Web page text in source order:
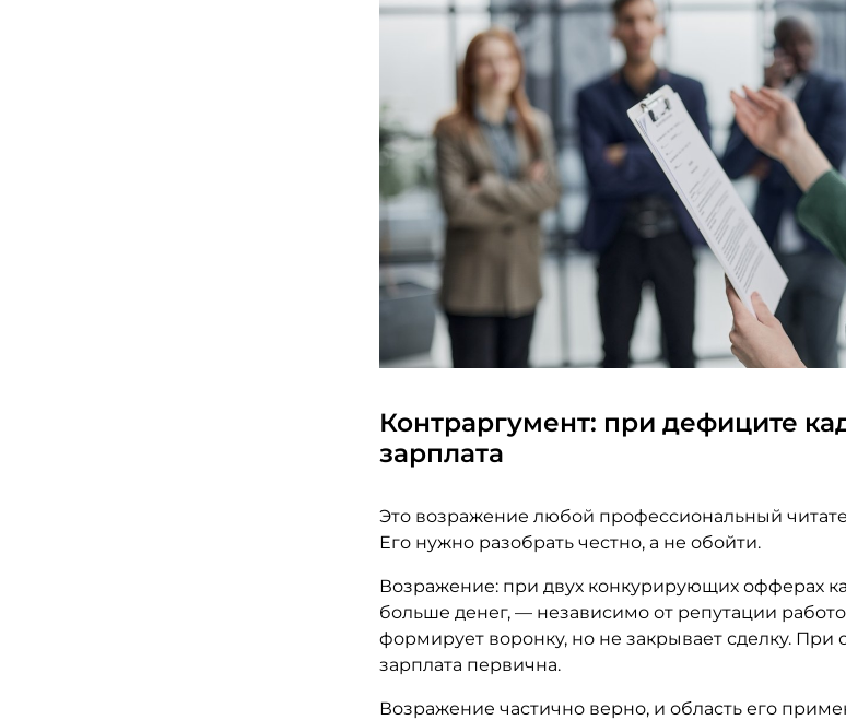
Контраргумент: при дефиците
зарплата
Это возражение любой профессиональный
Его нужно разобрать честно, а не обойти.
Возражение: при двух конкурирующих офферах
больше денег, — независимо от репутации
формирует воронку, но не закрывает сделку. При
зарплата первична.
Возражение частично верно, и область его